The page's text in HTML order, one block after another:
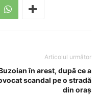
Articolul următor
în arest, după ce a
scandal pe o stradă
din oraș